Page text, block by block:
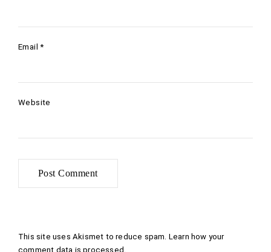
Email*
Website
This site uses Akismet to reduce spam. Learn how your
comment data is processed